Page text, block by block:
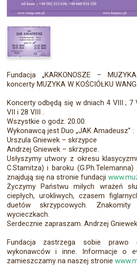
Fundacja „KARKONOSZE –
koncerty MUZYKA W KOŚCIÓŁKU WANG.
Koncerty odbędą się w dniach 4 VIII ; 7
VII i 28 VIII .
Wszystkie o godz. 20.00.
Wykonawcą jest Duo „JAK Amadeusz” :
Urszula Gniewek – skrzypce
Andrzej Gniewek – skrzypce.
Usłyszymy utwory z okresu
C.Stamitza) i baroku
znajdują się na stronie fundacji
Życzymy Państwu miłych wrażeń
ciepłych, urokliwych, czasem
duetów skrzypcowych.
wycieczkach.
Serdecznie zapraszam. Andrzej Gniewek
Fundacja zastrzega sobie prawo
wykonawców i inne. Informacje o
zamieszczamy na naszej stronie